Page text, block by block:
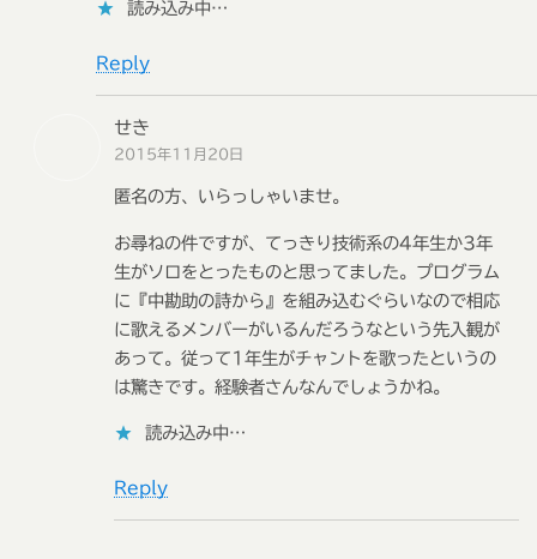
読み込み中…
Reply
せき
2015年11月20日
匿名の方、いらっしゃいませ。
お尋ねの件ですが、てっきり技術系の4年生か3年
生がソロをとったものと思ってました。プログラム
に『中勘助の詩から』を組み込むぐらいなので相応
に歌えるメンバーがいるんだろうなという先入観が
あって。従って1年生がチャントを歌ったというの
は驚きです。経験者さんなんでしょうかね。
読み込み中…
Reply